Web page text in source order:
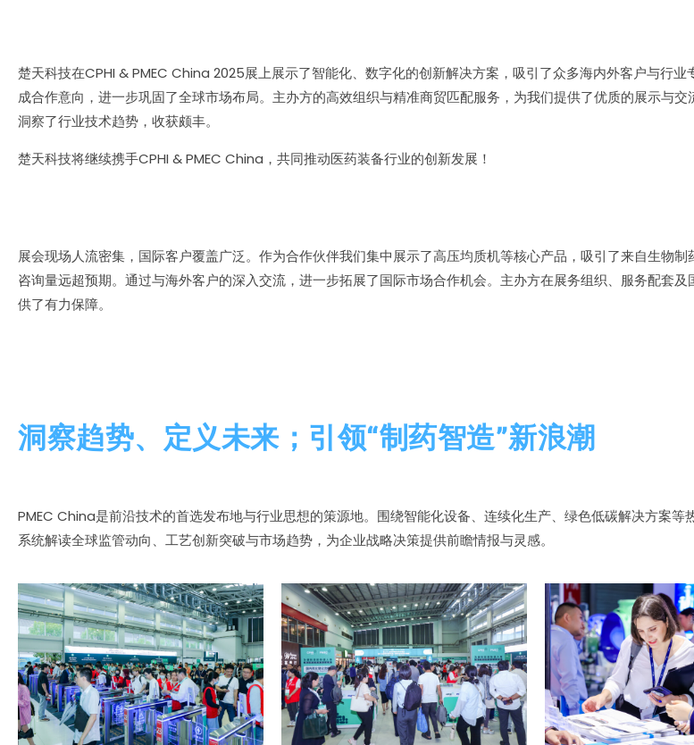
楚天科技在CPHI & PMEC China 2025展上展示了智能化、数字化的创新解决方案，吸引了众多海内外客户与行
成合作意向，进一步巩固了全球市场布局。主办方的高效组织与精准商贸匹配服务，为我们提供了优质的展示与
洞察了行业技术趋势，收获颇丰。
楚天科技将继续携手CPHI & PMEC China，共同推动医药装备行业的创新发展！
展会现场人流密集，国际客户覆盖广泛。作为合作伙伴我们集中展示了高压均质机等核心产品，吸引了来自生物
咨询量远超预期。通过与海外客户的深入交流，进一步拓展了国际市场合作机会。主办方在展务组织、服务配套
供了有力保障。
洞察趋势、定义未来；引领“制药智造”新浪潮
PMEC China是前沿技术的首选发布地与行业思想的策源地。围绕智能化设备、连续化生产、绿色低碳解决方案等
系统解读全球监管动向、工艺创新突破与市场趋势，为企业战略决策提供前瞻情报与灵感。